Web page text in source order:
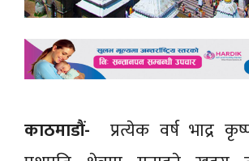
काठमाडौं-
प्रत्येक वर्ष भाद्र